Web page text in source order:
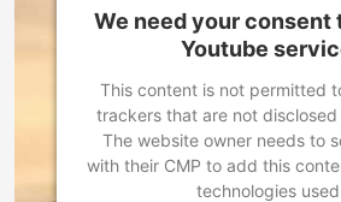
We need your consent
Youtube
This content is not permitted
trackers that are not
The website owner needs to
with their CMP to add this
technologies